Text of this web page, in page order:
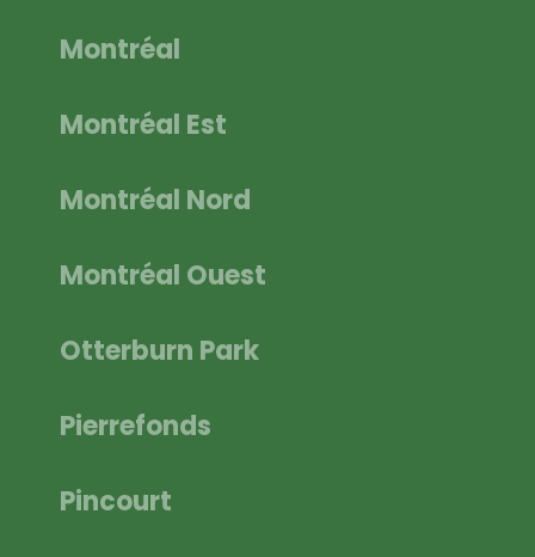
Montréal
Montréal Est
Montréal Nord
Montréal Ouest
Otterburn Park
Pierrefonds
Pincourt